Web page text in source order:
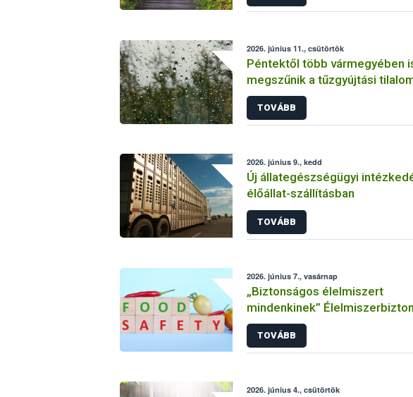
2026. június 11., csütörtök
Péntektől több vármegyében
megszűnik a tűzgyújtási
TOVÁBB
2026. június 9., kedd
Új állategészségügyi
élőállat-szállításban
TOVÁBB
2026. június 7., vasárnap
„Biztonságos élelmiszert
mindenkinek”
Világnap 2026
TOVÁBB
2026. június 4., csütörtök